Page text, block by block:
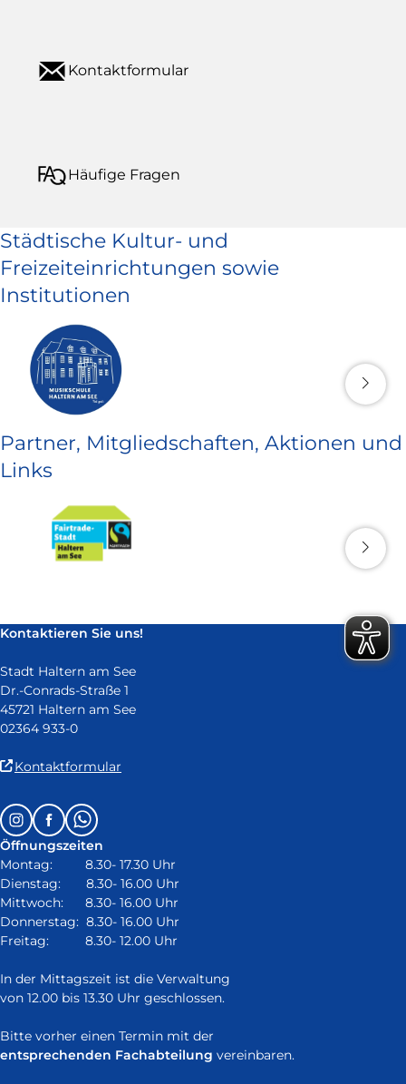
Kontaktformular
Häufige Fragen
Städtische Kultur- und
Freizeiteinrichtungen sowie
Institutionen
Partner, Mitgliedschaften, Aktionen und
Links
Kontaktieren Sie uns!
Stadt Haltern am See
Dr.-Conrads-Straße 1
45721 Haltern am See
02364 933-0
Kontaktformular
in
neuem
Fenster)
Follow
us
on:
InstagramFacebookWhatsapp
Öffnungszeiten
Montag: 8.30- 17.30 Uhr
Dienstag: 8.30- 16.00 Uhr
Mittwoch: 8.30- 16.00 Uhr
Donnerstag: 8.30- 16.00 Uhr
Freitag: 8.30- 12.00 Uhr
In der Mittagszeit ist die Verwaltung
von 12.00 bis 13.30 Uhr geschlossen.
Bitte vorher einen Termin mit der
entsprechenden Fachabteilung vereinbaren.